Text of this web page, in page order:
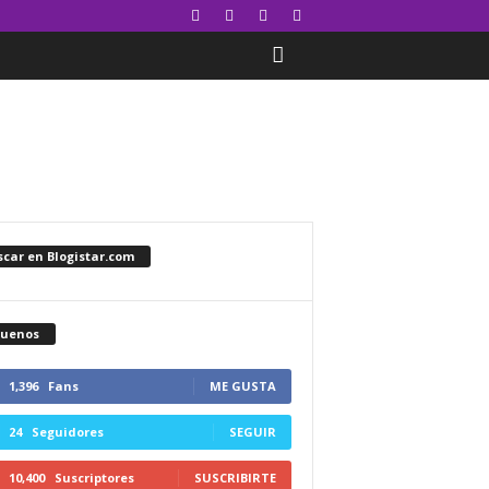
en Blogistar.com
1,396 Fans ME GUSTA
24 Seguidores SEGUIR
10,400 Suscriptores SUSCRIBIRTE